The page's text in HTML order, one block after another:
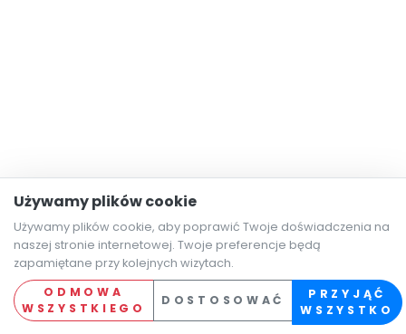
Używamy plików cookie
Używamy plików cookie, aby poprawić Twoje doświadczenia na
naszej stronie internetowej. Twoje preferencje będą
zapamiętane przy kolejnych wizytach.
ODMOWA
WSZYSTKIEGO
DOSTOSOWAĆ
PRZYJĄĆ
WSZYSTKO